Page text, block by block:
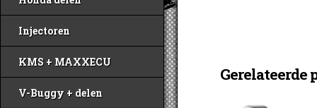
Injectoren
KMS + MAXXECU
V-Buggy + delen
Gerelateerde